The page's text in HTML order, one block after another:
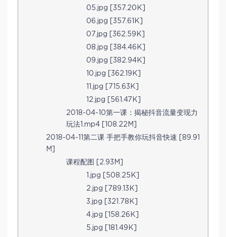
05.jpg [357.20K]
06.jpg [357.61K]
07.jpg [362.59K]
08.jpg [384.46K]
09.jpg [382.94K]
10.jpg [362.19K]
11.jpg [715.63K]
12.jpg [561.47K]
2018-04-10第一课：揭秘抖音流量变现力
玩法1.mp4 [108.22M]
2018-04-11第二课 手把手教你玩抖音快速 [89.91
M]
课程配图 [2.93M]
1.jpg [508.25K]
2.jpg [789.13K]
3.jpg [321.78K]
4.jpg [158.26K]
5.jpg [181.49K]